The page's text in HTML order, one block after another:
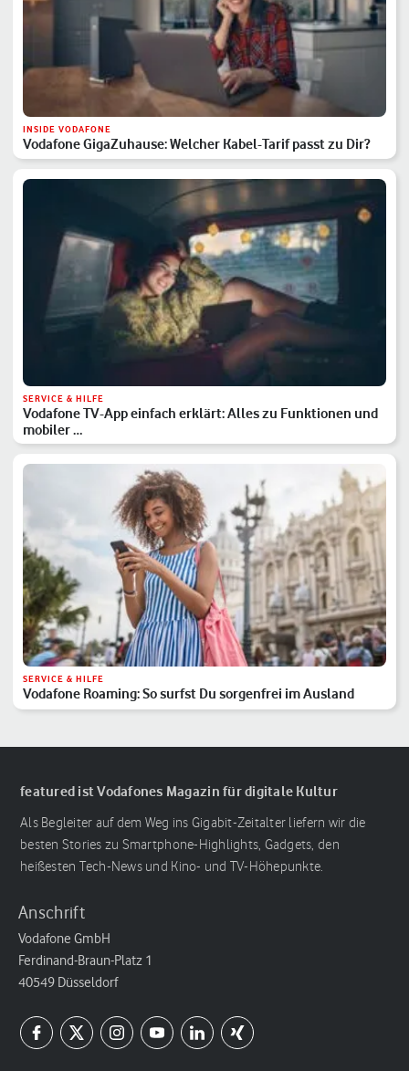
INSIDE VODAFONE
Vodafone GigaZuhause: Welcher Kabel-Tarif passt zu Dir?
SERVICE & HILFE
Vodafone TV-App einfach erklärt: Alles zu Funktionen und
mobiler …
SERVICE & HILFE
Vodafone Roaming: So surfst Du sorgenfrei im Ausland
featured ist Vodafones Magazin für digitale Kultur
Als Begleiter auf dem Weg ins Gigabit-Zeitalter liefern wir die
besten Stories zu Smartphone-Highlights, Gadgets, den
heißesten Tech-News und Kino- und TV-Höhepunkte.
Anschrift
Vodafone GmbH
Ferdinand-Braun-Platz 1
40549 Düsseldorf